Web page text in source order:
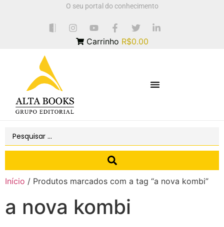
O seu portal do conhecimento
Carrinho R$0.00
Início / Produtos marcados com a tag “a nova kombi”
a nova kombi